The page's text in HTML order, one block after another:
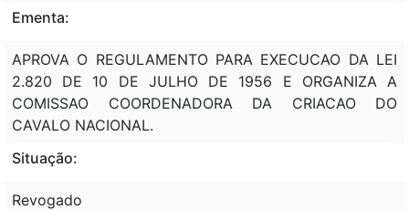
Ementa:
APROVA O REGULAMENTO PARA EXECUCAO DA LEI
2.820 DE 10 DE JULHO DE 1956 E ORGANIZA A
COMISSAO COORDENADORA DA CRIACAO DO
CAVALO NACIONAL.
Situação:
Revogado